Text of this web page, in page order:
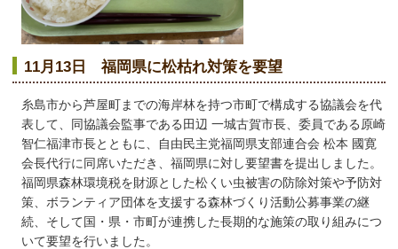
11月13日 福岡県に松枯れ対策を要望
糸島市から芦屋町までの海岸林を持つ市町で構成する協議会を代
表して、同協議会監事である田辺 一城古賀市長、委員である原崎
智仁福津市長とともに、自由民主党福岡県支部連合会 松本 國寛
会長代行に同席いただき、福岡県に対し要望書を提出しました。
福岡県森林環境税を財源とした松くい虫被害の防除対策や予防対
策、ボランティア団体を支援する森林づくり活動公募事業の継
続、そして国・県・市町が連携した長期的な施策の取り組みにつ
いて要望を行いました。